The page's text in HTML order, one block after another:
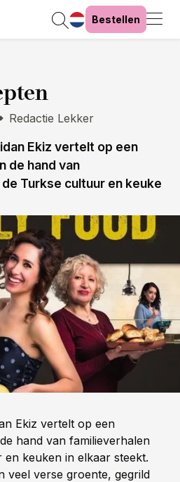
Bestellen
Redactie Lekker
Ekiz vertelt op een
de hand van
Turkse cultuur en keuke
Ekiz vertelt op een
hand van familieverhalen
keuken in elkaar steekt.
veel verse groente, gegrild